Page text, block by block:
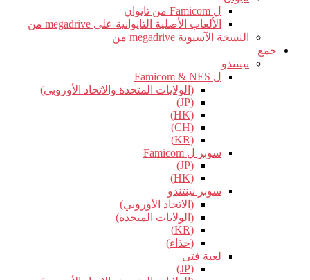
ل Famicom من تايوان
الألعاب الأصلية التايوانية على megadrive من
النسخة الآسيوية megadrive من
جمع
نينتندو
ل Famicom & NES
(الولايات المتحدة والاتحاد الأوروبي)
(JP)
(HK)
(CH)
(KR)
سوبر ل Famicom
(JP)
(HK)
سوبر نينتندو
(الاتحاد الأوروبي)
(الولايات المتحدة)
(KR)
(حذاء)
لعبة فتى
(JP)